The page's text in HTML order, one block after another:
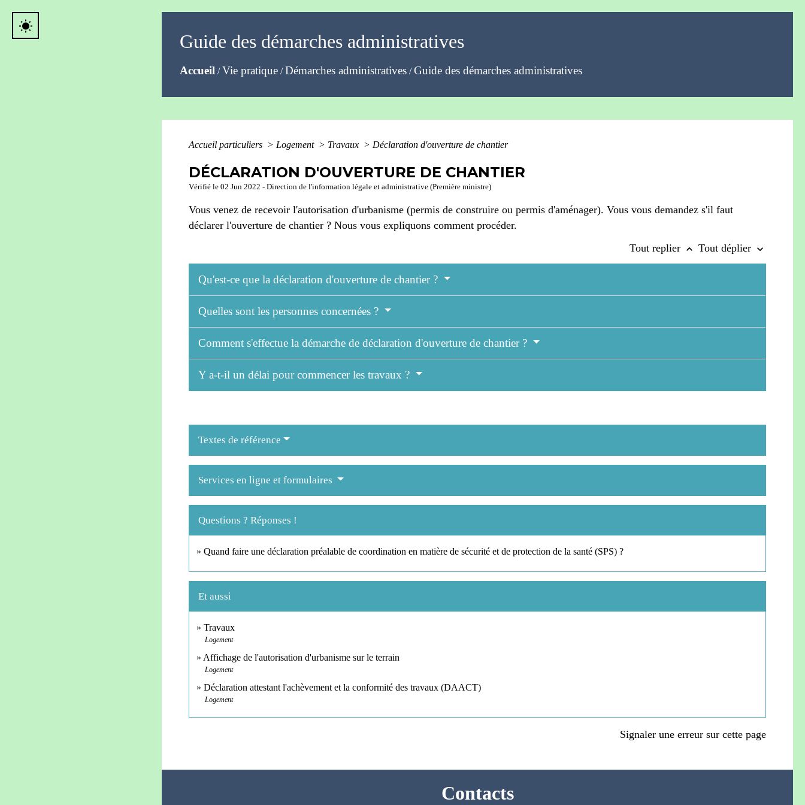
Guide des démarches administratives
Accueil /Vie pratique /Démarches administratives /Guide des démarches administratives
wb_sunny
Accueil particuliers > Logement > Travaux > Déclaration d'ouverture de chantier
DÉCLARATION D'OUVERTURE DE CHANTIER
Vérifié le 02 Jun 2022 - Direction de l'information légale et administrative (Première ministre)
Vous venez de recevoir l'autorisation d'urbanisme (permis de construire ou permis d'aménager). Vous vous demandez s'il faut
déclarer l'ouverture de chantier ? Nous vous expliquons comment procéder.
Tout replier keyboard_arrow_up Tout déplier keyboard_arrow_down
Qu'est-ce que la déclaration d'ouverture de chantier ?
Quelles sont les personnes concernées ?
Comment s'effectue la démarche de déclaration d'ouverture de chantier ?
Y a-t-il un délai pour commencer les travaux ?
Textes de référence
Services en ligne et formulaires
Questions ? Réponses !
Quand faire une déclaration préalable de coordination en matière de sécurité et de protection de la santé (SPS) ?
Et aussi
Travaux
Logement
Affichage de l'autorisation d'urbanisme sur le terrain
Logement
Déclaration attestant l'achèvement et la conformité des travaux (DAACT)
Logement
Signaler une erreur sur cette page
Contacts